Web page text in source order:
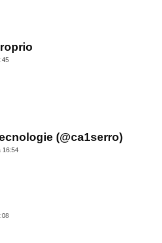
(@ca1serro)dice:
16:54